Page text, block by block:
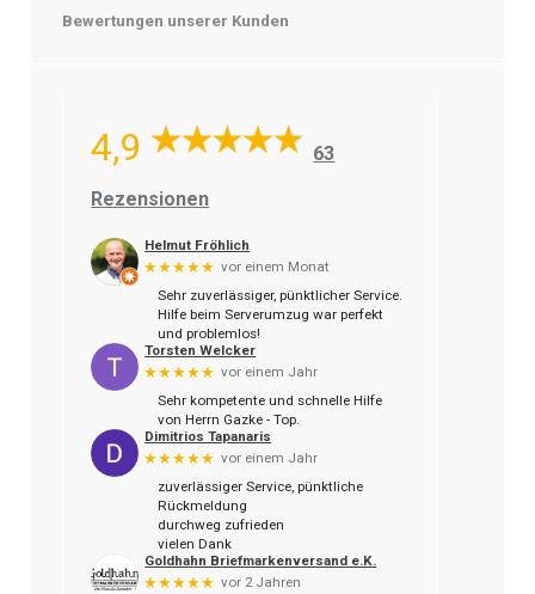
Bewertungen unserer Kunden
4,9
63
Rezensionen
Helmut Fröhlich
★★★★★ vor einem Monat
Sehr zuverlässiger, pünktlicher Service.
Hilfe beim Serverumzug war perfekt
und problemlos!
Torsten Welcker
★★★★★ vor einem Jahr
Sehr kompetente und schnelle Hilfe
von Herrn Gazke - Top.
Dimitrios Tapanaris
★★★★★ vor einem Jahr
zuverlässiger Service, pünktliche
Rückmeldung
durchweg zufrieden
vielen Dank
Goldhahn Briefmarkenversand e.K.
★★★★★ vor 2 Jahren